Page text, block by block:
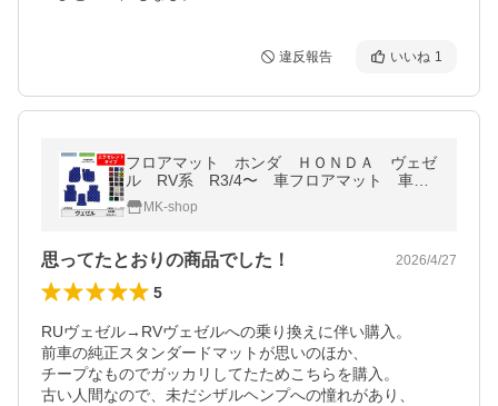
違反報告 いいね 1
フロアマット ホンダ ＨＯＮＤＡ ヴェゼ
ル RV系 R3/4〜 車フロアマット 車カ
ーマット カーマット 抗菌 エクセレン
トタイプ
MK-shop
思ってたとおりの商品でした！ 2026/4/27
5
RUヴェゼル→RVヴェゼルへの乗り換えに伴い購入。
前車の純正スタンダードマットが思いのほか、
チープなものでガッカリしてたためこちらを購入。
古い人間なので、未だシザルヘンプへの憧れがあり、